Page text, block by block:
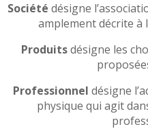
Société désigne
amplement décrite à
Produitsdésigne les
Professionnel désigne
physique qui agit